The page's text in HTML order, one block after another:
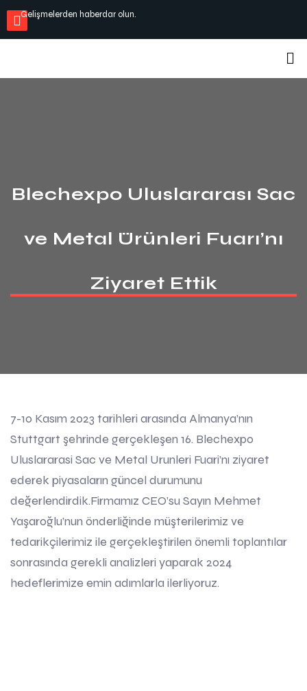
Gelişmelerden haberdar olun.
Blechexpo Uluslararası Sac
ve Metal Ürünleri Fuarı’nı
Ziyaret Ettik
7-10 Kasım 2023 tarihleri arasında Almanya’nın
Stuttgart şehrinde gerçekleşen 16. Blechexpo
Uluslararasi Sac ve Metal Urunleri Fuari’nı ziyaret
ederek piyasaların güncel durumunu
değerlendirdik.Firmamız CEO’su Sayın Mehmet
Yaşaroğlu’nun önderliğinde müşterilerimiz ve
tedarikçilerimiz ile gerçekleştirilen önemli toplantılar
sonrasında gerekli analizleri yaparak 2024
hedeflerimize emin adımlarla ilerliyoruz.